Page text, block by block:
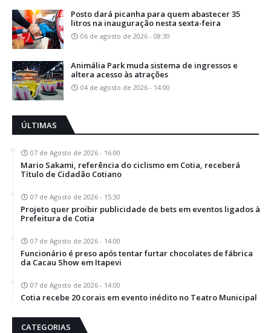
Posto dará picanha para quem abastecer 35
litros na inauguração nesta sexta-feira
06 de agosto de 2026 - 08:30
Animália Park muda sistema de ingressos e
altera acesso às atrações
04 de agosto de 2026 - 14:00
ÚLTIMAS
07 de Agosto de 2026 - 16:00
Mario Sakami, referência do ciclismo em Cotia, receberá
Título de Cidadão Cotiano
07 de Agosto de 2026 - 15:30
Projeto quer proibir publicidade de bets em eventos ligados à
Prefeitura de Cotia
07 de Agosto de 2026 - 14:00
Funcionário é preso após tentar furtar chocolates de fábrica
da Cacau Show em Itapevi
07 de Agosto de 2026 - 14:00
Cotia recebe 20 corais em evento inédito no Teatro Municipal
CATEGORIAS